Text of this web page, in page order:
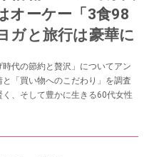
オーケー「3食98
ガと旅行は豪華に
時代の節約と贅沢」についてアン
「買い物へのこだわり」を調査
、そして豊かに生きる60代女性